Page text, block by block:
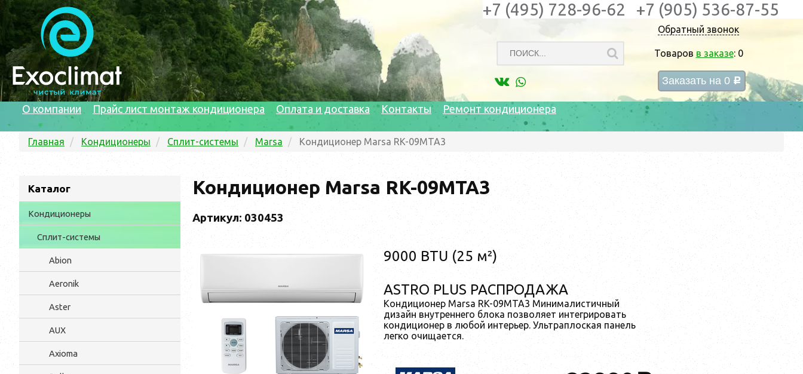
Обратный звонок
Товаров в заказе: 0
Заказать на 0 c
+7 (495) 728-96-62 +7 (905) 536-87-55
О компании Прайс лист монтаж кондиционера Оплата и доставка Контакты Ремонт кондиционера
Главная Кондиционеры Сплит-системы Marsa Кондиционер Marsa RK-09MTA3
Каталог
Кондиционеры
Сплит-системы
Abion
Aeronik
Aster
AUX
Axioma
Кондиционер Marsa RK-09MTA3
Артикул: 030453
9000 BTU (25 м²)
ASTRO PLUS РАСПРОДАЖА
Кондиционер Marsa RK-09MTA3 Минималистичный
дизайн внутреннего блока позволяет интегрировать
кондиционер в любой интерьер. Ультраплоская панель
легко очищается.